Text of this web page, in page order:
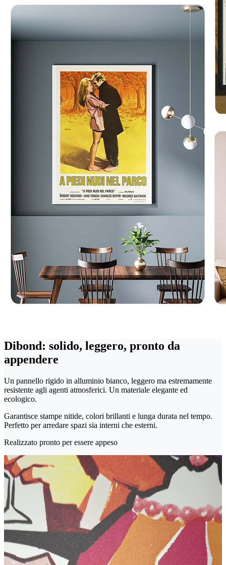
Dibond: solido, leggero, pronto da
appendere
Un pannello rigido in alluminio bianco, leggero ma estremamente
resistente agli agenti atmosferici. Un materiale elegante ed
ecologico.
Garantisce stampe nitide, colori brillanti e lunga durata nel tempo.
Perfetto per arredare spazi sia interni che esterni.
Realizzato pronto per essere appeso